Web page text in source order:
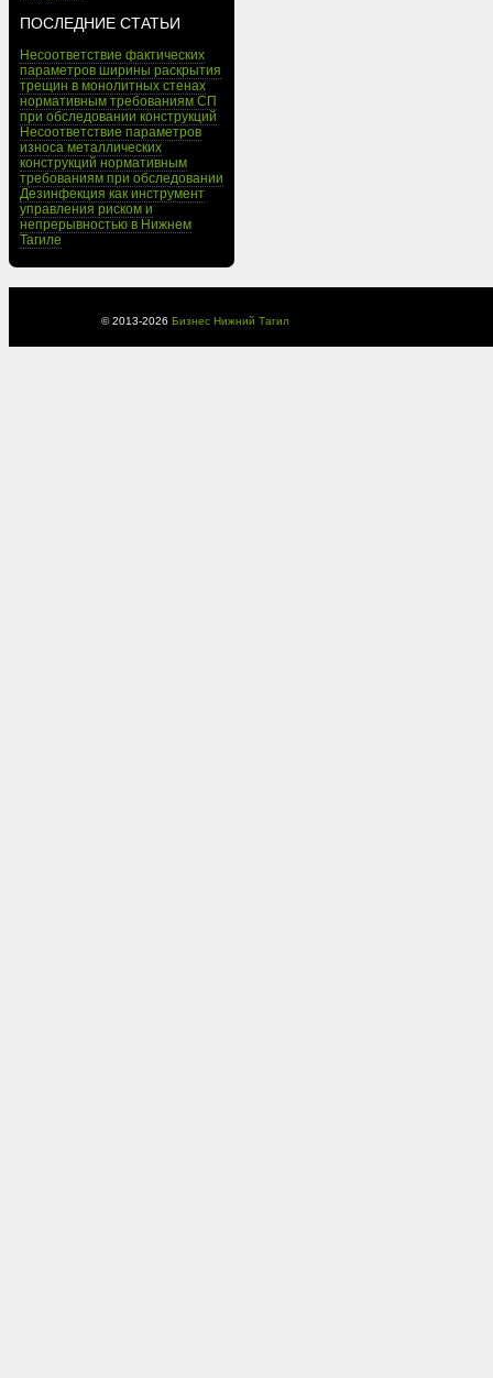
ПОСЛЕДНИЕ СТАТЬИ
Несоответствие фактических
параметров ширины раскрытия
трещин в монолитных стенах
нормативным требованиям СП
при обследовании конструкций
Несоответствие параметров
износа металлических
конструкций нормативным
требованиям при обследовании
Дезинфекция как инструмент
управления риском и
непрерывностью в Нижнем
Тагиле
© 2013-2026 Бизнес Нижний Тагил